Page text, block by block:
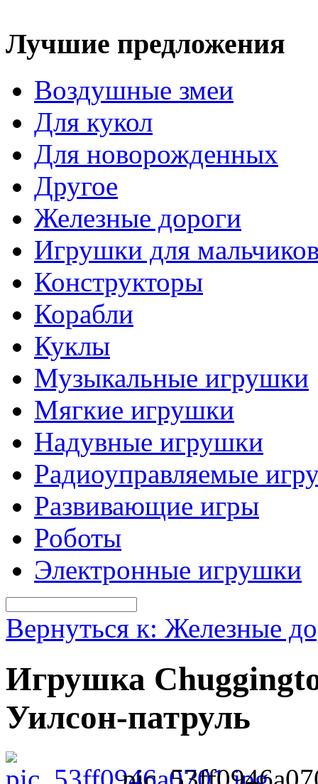
Лучшие предложения
Воздушные змеи
Для кукол
Для новорожденных
Другое
Железные дороги
Игрушки для
Конструкторы
Корабли
Куклы
Музыкальные игрушки
Мягкие игрушки
Надувные игрушки
Радиоуправляемые
Развивающие игры
Роботы
Электронные игрушки
Вернуться к: Железные
Игрушка
Уилсон-патруль